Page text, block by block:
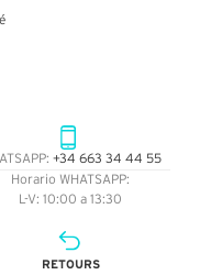
+34 663 34 44 55
Horario WHATSAPP:
L-V: 10:00 a 13:30
RETOURS